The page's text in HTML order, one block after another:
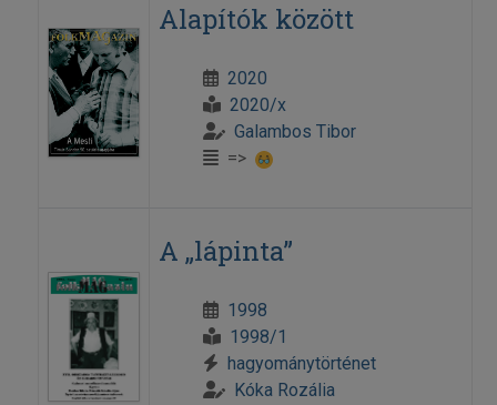
Alapítók között
2020
2020/x
Galambos Tibor
=>
A „lápinta”
1998
1998/1
hagyománytörténet
Kóka Rozália